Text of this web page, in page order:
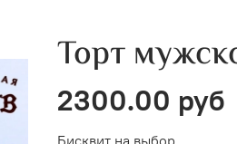
Торт
2300.00 руб